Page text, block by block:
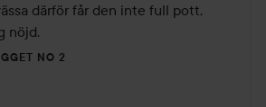
därför får den inte full pott,
nöjd.
NO 2